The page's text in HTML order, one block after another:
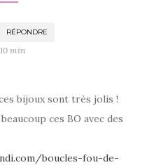
RÉPONDRE
min
bijoux sont très jolis !
ces BO avec des
boucles-fou-de-